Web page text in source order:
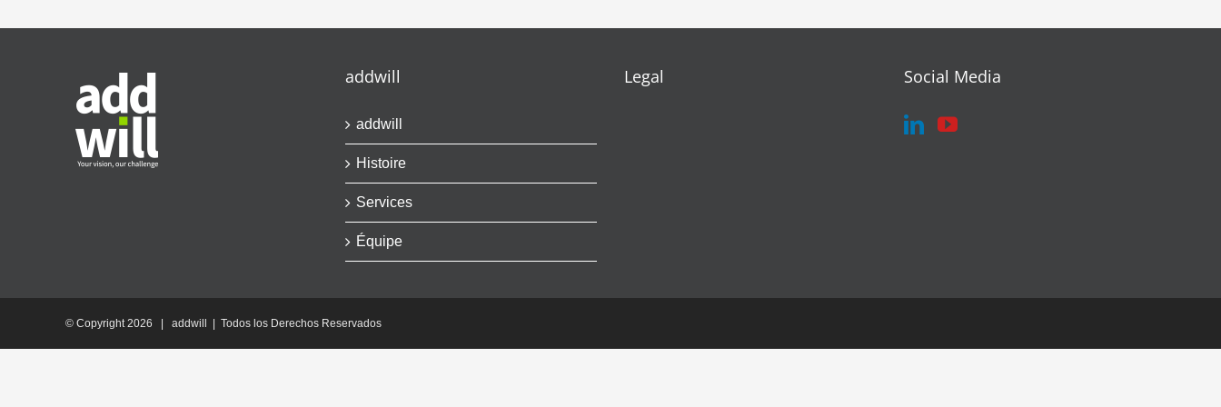
addwill
addwill
Histoire
Services
Équipe
Legal Social Media
© Copyright2026 | addwill | Todos los Derechos Reservados